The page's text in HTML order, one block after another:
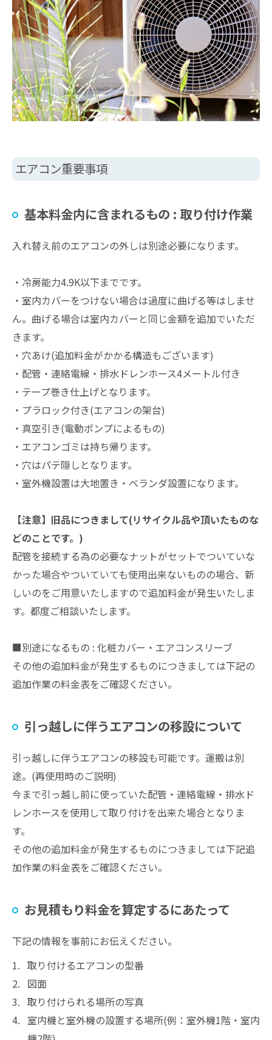
エアコン重要事項
基本料金内に含まれるもの : 取り付け作業
入れ替え前のエアコンの外しは別途必要になります。
・冷房能力4.9K以下までです。
・室内カバーをつけない場合は過度に曲げる等はしませ
ん。曲げる場合は室内カバーと同じ金額を追加でいただ
きます。
・穴あけ(追加料金がかかる構造もございます)
・配管・連絡電線・排水ドレンホース4メートル付き
・テープ巻き仕上げとなります。
・プラロック付き(エアコンの架台)
・真空引き(電動ポンプによるもの)
・エアコンゴミは持ち帰ります。
・穴はパテ隠しとなります。
・室外機設置は大地置き・ベランダ設置になります。
【注意】旧品につきまして(リサイクル品や頂いたものな
どのことです。)
配管を接続する為の必要なナットがセットでついていな
かった場合やついていても使用出来ないものの場合、新
しいのをご用意いたしますので追加料金が発生いたしま
す。都度ご相談いたします。
■別途になるもの : 化粧カバー・エアコンスリーブ
その他の追加料金が発生するものにつきましては下記の
追加作業の料金表をご確認ください。
引っ越しに伴うエアコンの移設について
引っ越しに伴うエアコンの移設も可能です。運搬は別
途。(再使用時のご説明)
今まで引っ越し前に使っていた配管・連絡電線・排水ド
レンホースを使用して取り付けを出来た場合となりま
す。
その他の追加料金が発生するものにつきましては下記追
加作業の料金表をご確認ください。
お見積もり料金を算定するにあたって
下記の情報を事前にお伝えください。
取り付けるエアコンの型番
図面
取り付けられる場所の写真
室内機と室外機の設置する場所(例：室外機1階・室内